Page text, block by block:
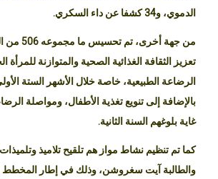
الدموي، و34 كشفا عن داء السكري.
من جهة
تعزيز الثقافة الغذائية الصحية والمتوازنة للمرأة
الرضاعة الطبيعية، خاصة خلال الأشهر الستة
بالإضافة إلى تنويع تغذية الأطفال، ومواصلة
غاية بلوغهم السنة الثانية.
كما تم تنظيم نشاط مواز هم تلقيح تلاميذ
والطالبة آيت سغروشن، وذلك في إطار المخطط